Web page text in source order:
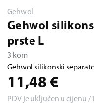
Gehwol
Gehwol
prste L
3 kom
Gehwol silikonski
11,48 €
PDV je uključen u cijenu /